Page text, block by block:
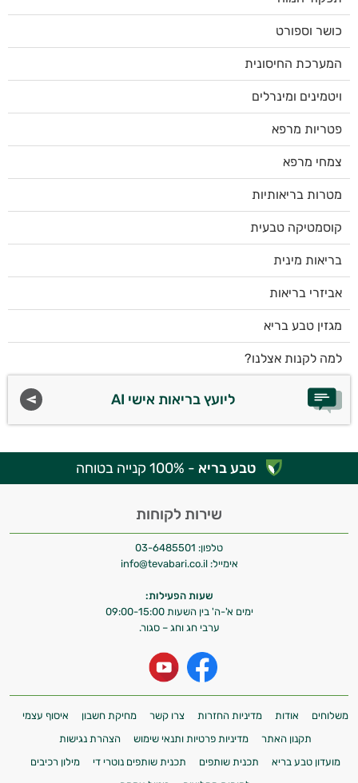
כושר וספורט
המערכת החיסונית
ויטמינים ומינרלים
פטריות מרפא
צמחי מרפא
מטרות בריאותיות
קוסמטיקה טבעית
בריאות מינית
אביזרי בריאות
מגזין טבע בריא
למה לקנות אצלנו?
ליועץ בריאות אישי AI
טבע בריא - 100% קנייה בטוחה
שירות לקוחות
טלפון: 03-6485501
אימייל: info@tevabari.co.il
שעות הפעילות:
ימים א'-ה' בין השעות 09:00-15:00
ערבי חג וחג – סגור.
משלוחים אודות מדיניות החזרות צרו קשר מחיקת חשבון
איסוף עצמי
תקנון האתר
מדיניות פרטיות ותנאי שימוש
הצהרת נגישות
מועדון טבע בריא
תכנית שותפים תכנית שותפים נוטרי די
מילון רכיבים